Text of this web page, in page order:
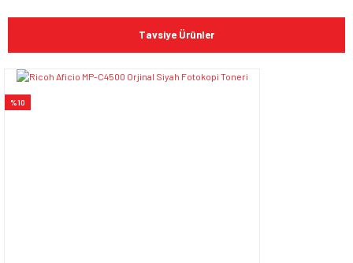
Bu ürüne ilk yorumu siz yapın!
Yorum Yaz
konularda yetersiz gördüğünüz noktaları öneri formunu
kullanarak tarafımıza iletebilirsiniz.
Tavsiye Ürünler
%10